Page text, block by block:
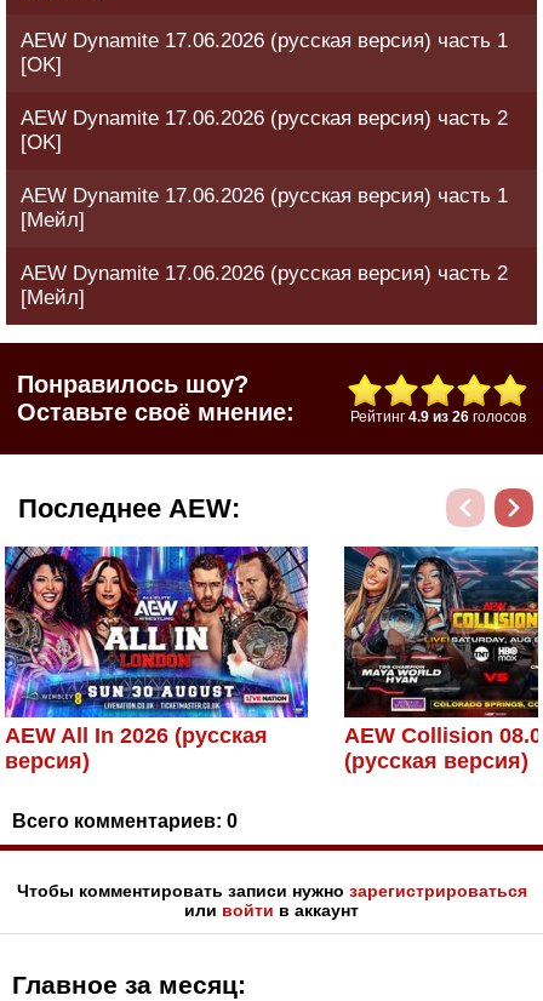
AEW Dynamite 17.06.2026 (русская версия) часть 1
[OK]
AEW Dynamite 17.06.2026 (русская версия) часть 2
[OK]
AEW Dynamite 17.06.2026 (русская версия) часть 1
[Мейл]
AEW Dynamite 17.06.2026 (русская версия) часть 2
[Мейл]
Понравилось шоу?
Оставьте своё мнение:
Рейтинг 4.9 из 26голосов
Последнее AEW:
AEW All In 2026 (русская
версия)
AEW Collision
(русская версия)
Всего комментариев: 0
Чтобы комментировать записи нужно зарегистрироваться
или войти в аккаунт
Главное за месяц: